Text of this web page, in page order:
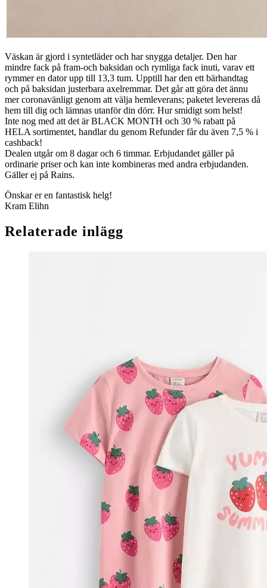
Väskan är gjord i syntetläder och har snygga detaljer. Den har
mindre fack på fram-och baksidan och rymliga fack inuti, varav ett
rymmer en dator upp till 13,3 tum. Upptill har den ett bärhandtag
och på baksidan justerbara axelremmar. Det går att göra det ännu
mer coronavänligt genom att välja hemleverans; paketet levereras då
hem till dig och lämnas utanför din dörr. Hur smidigt som helst!
Inte nog med att det är BLACK MONTH och 30 % rabatt på
HELA sortimentet, handlar du genom Refunder får du även 7,5 % i
cashback!
Dealen utgår om 8 dagar och 6 timmar. Erbjudandet gäller på
ordinarie priser och kan inte kombineras med andra erbjudanden.
Gäller ej på Rains.
Önskar er en fantastisk helg!
Kram Elihn
Relaterade inlägg